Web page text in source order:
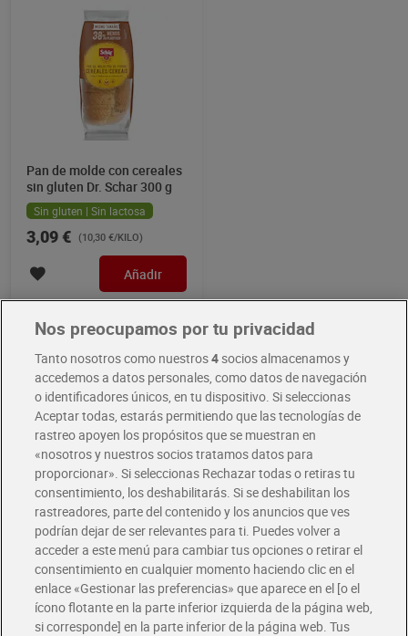
Pan de molde con cereales
sin gluten Dr. Schar 300 g
Sin gluten | Sin lactosa
3,09 € (10,30 €/KILO)
Añadir
Si prefieres pan de molde, tenemos una amplia variedad para ti: de
trigo, integral, con especias tostadas, sin corteza e incluso alto en
proteína. Entre nuestra selección, también encontrarás panecillos
pequeños, molletes de Antequera, chapata de cristal, pan artesano y
alto en proteínas.
Dia Supermercado online
Entrega rápida y en la franja horaria que mejor te venga.
Nos preocupamos por tu privacidad
Tanto nosotros como nuestros4socios almacenamos y
accedemos a datos personales, como datos de navegación
o identificadores únicos, en tu dispositivo. Si seleccionas
Aceptar todas, estarás permitiendo que las tecnologías de
rastreo apoyen los propósitos que se muestran en
«nosotros y nuestros socios tratamos datos para
proporcionar». Si seleccionas Rechazar todas o retiras tu
consentimiento, los deshabilitarás. Si se deshabilitan los
rastreadores, parte del contenido y los anuncios que ves
podrían dejar de ser relevantes para ti. Puedes volver a
acceder a este menú para cambiar tus opciones o retirar el
consentimiento en cualquier momento haciendo clic en el
enlace «Gestionar las preferencias» que aparece en el [o el
ícono flotante en la parte inferior izquierda de la página web,
si corresponde] en la parte inferior de la página web. Tus